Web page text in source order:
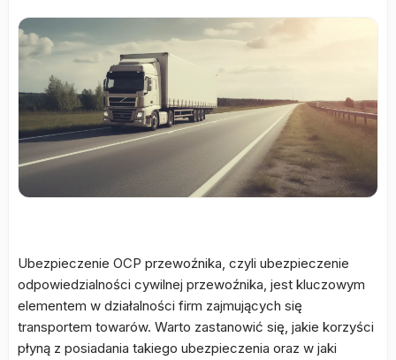
Ubezpieczenie OCP przewoźnika, czyli ubezpieczenie
odpowiedzialności cywilnej przewoźnika, jest kluczowym
elementem w działalności firm zajmujących się
transportem towarów. Warto zastanowić się, jakie korzyści
płyną z posiadania takiego ubezpieczenia oraz w jaki